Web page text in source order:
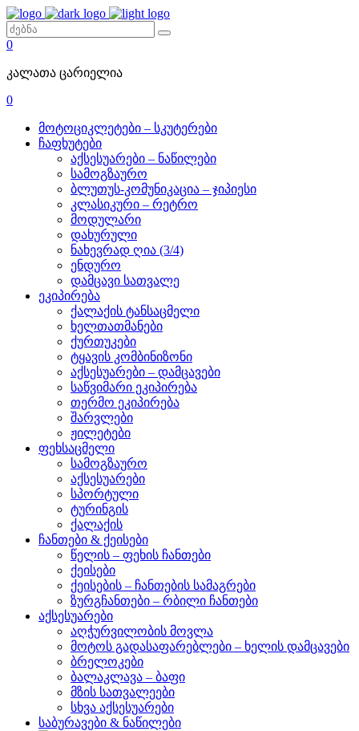
0
კალათა ცარიელია
0
მოტოციკლეტები – სკუტერები
ჩაფხუტები
აქსესუარები – ნაწილები
სამოგზაურო
ბლუთუს-კომუნიკაცია – ჯიპიესი
კლასიკური – რეტრო
მოდულარი
დახურული
ნახევრად ღია (3/4)
ენდურო
დამცავი სათვალე
ეკიპირება
ქალაქის ტანსაცმელი
ხელთათმანები
ქურთუკები
ტყავის კომბინიზონი
აქსესუარები – დამცავები
საწვიმარი ეკიპირება
თერმო ეკიპირება
შარვლები
ჟილეტები
ფეხსაცმელი
სამოგზაურო
აქსესუარები
სპორტული
ტურინგის
ქალაქის
ჩანთები & ქეისები
წელის – ფეხის ჩანთები
ქეისები
ქეისების – ჩანთების სამაგრები
ზურგჩანთები – რბილი ჩანთები
აქსესუარები
აღჭურვილობის მოვლა
მოტოს გადასაფარებლები – ხელის დამცავები
ბრელოკები
ბალაკლავა – ბაფი
მზის სათვალეები
სხვა აქსესუარები
საბურავები & ნაწილები